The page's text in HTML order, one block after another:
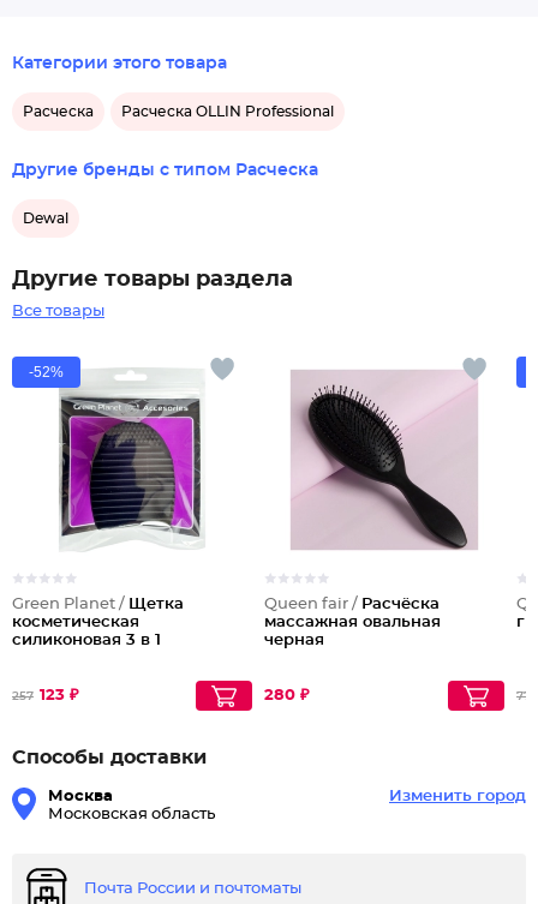
Категории этого товара
Расческа Расческа OLLIN Professional
Другие бренды с типом Расческа
Dewal
Другие товары раздела
Все товары
-52%
Green Planet / Щетка
косметическая
силиконовая 3 в 1
257 123 ₽
Queen fair / Расчёска
массажная овальная
черная
280 ₽ 77
Способы доставки
Москва
Московская область
Изменить город
Почта России и почтоматы